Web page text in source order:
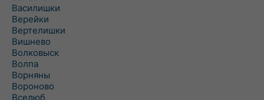
Василишки
Верейки
Вертелишки
Вишнево
Волковыск
Волпа
Ворняны
Вороново
Вселюб